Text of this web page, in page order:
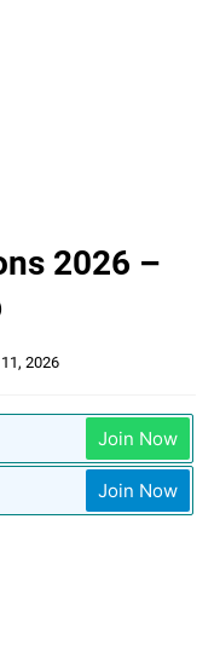
2026 –
2026
Join Now
Join Now